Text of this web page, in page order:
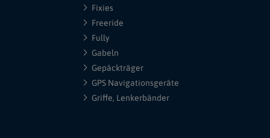
Fixies
Freeride
Fully
Gabeln
Gepäckträger
GPS Navigationsgeräte
Griffe, Lenkerbänder